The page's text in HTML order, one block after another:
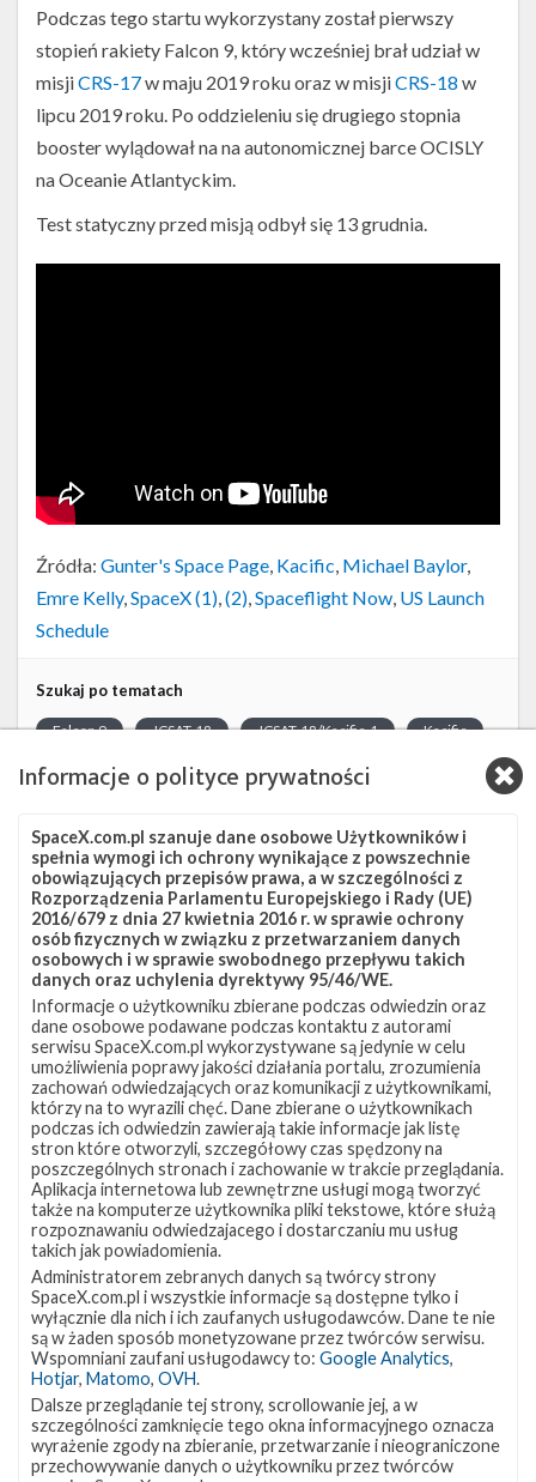
Podczas tego startu wykorzystany został pierwszy
stopień rakiety Falcon 9, który wcześniej brał udział w
misjiCRS-17w maju 2019 roku oraz w misjiCRS-18 w
lipcu 2019 roku. Po oddzieleniu się drugiego stopnia
booster wylądował na na autonomicznej barce OCISLY
na Oceanie Atlantyckim.
Test statyczny przed misją odbył się 13 grudnia.
Źródła: Gunter's Space Page, Kacific, Michael Baylor,
Emre Kelly,SpaceX (1),(2),Spaceflight Now, US Launch
Schedule
Szukaj po tematach
Falcon 9 JCSAT-18 JCSAT-18/Kacific-1 Kacific
Kacific-1 OCISLY SKY Perfect JSAT
Informacje o polityce prywatności
SpaceX.com.pl szanuje dane osobowe Użytkowników i
spełnia wymogi ich ochrony wynikające z powszechnie
obowiązujących przepisów prawa, a w szczególności z
Rozporządzenia Parlamentu Europejskiego i Rady (UE)
2016/679 z dnia 27 kwietnia 2016 r. w sprawie ochrony
osób fizycznych w związku z przetwarzaniem danych
osobowych i w sprawie swobodnego przepływu takich
danych oraz uchylenia dyrektywy 95/46/WE.
Informacje o użytkowniku zbierane podczas odwiedzin oraz
dane osobowe podawane podczas kontaktu z autorami
serwisu SpaceX.com.pl wykorzystywane są jedynie w celu
umożliwienia poprawy jakości działania portalu, zrozumienia
zachowań odwiedzających oraz komunikacji z użytkownikami,
którzy na to wyrazili chęć. Dane zbierane o użytkownikach
podczas ich odwiedzin zawierają takie informacje jak listę
stron które otworzyli, szczegółowy czas spędzony na
poszczególnych stronach i zachowanie w trakcie przeglądania.
Aplikacja internetowa lub zewnętrzne usługi mogą tworzyć
także na komputerze użytkownika pliki tekstowe, które służą
rozpoznawaniu odwiedzajacego i dostarczaniu mu usług
takich jak powiadomienia.
Administratorem zebranych danych są twórcy strony
SpaceX.com.pl i wszystkie informacje są dostępne tylko i
wyłącznie dla nich i ich zaufanych usługodawców. Dane te nie
są w żaden sposób monetyzowane przez twórców serwisu.
Wspomniani zaufani usługodawcy to: Google Analytics,
Hotjar, Matomo, OVH.
Dalsze przeglądanie tej strony, scrollowanie jej, a w
szczególności zamknięcie tego okna informacyjnego oznacza
wyrażenie zgody na zbieranie, przetwarzanie i nieograniczone
przechowywanie danych o użytkowniku przez twórców